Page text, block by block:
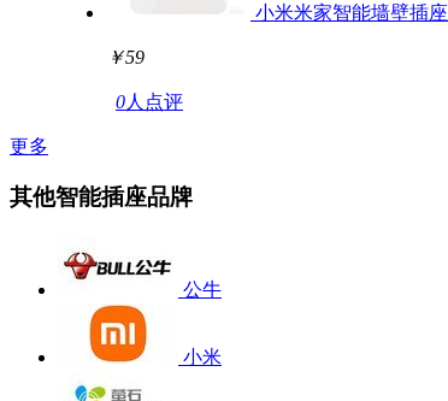
小米米家智能墙壁插座
￥59
0人点评
更多
其他智能插座品牌
公牛
小米